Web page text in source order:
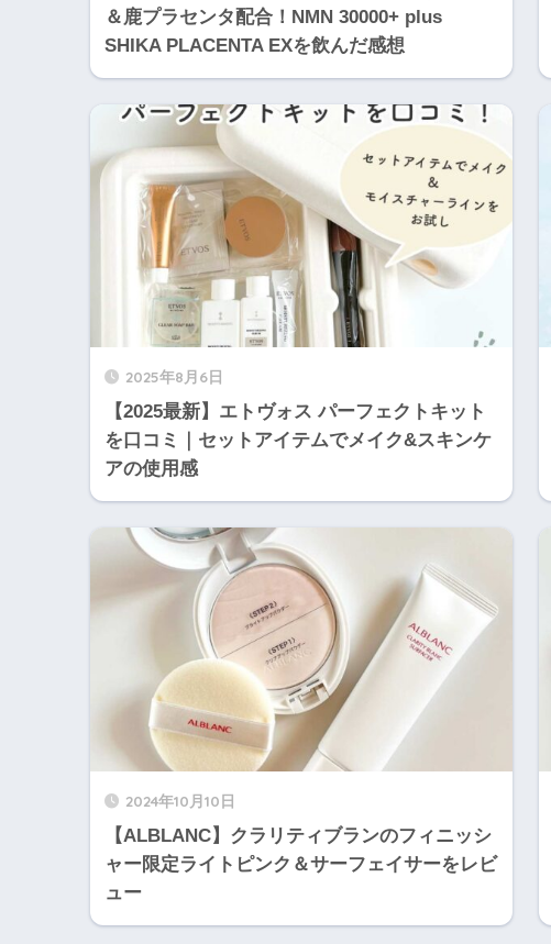
＆鹿プラセンタ配合！NMN 30000+ plus
SHIKA PLACENTA EXを飲んだ感想
2025年8月6日
【2025最新】エトヴォス パーフェクトキット
を口コミ｜セットアイテムでメイク&スキンケ
アの使用感
2024年10月10日
【ALBLANC】クラリティブランのフィニッシ
ャー限定ライトピンク＆サーフェイサーをレビ
ュー